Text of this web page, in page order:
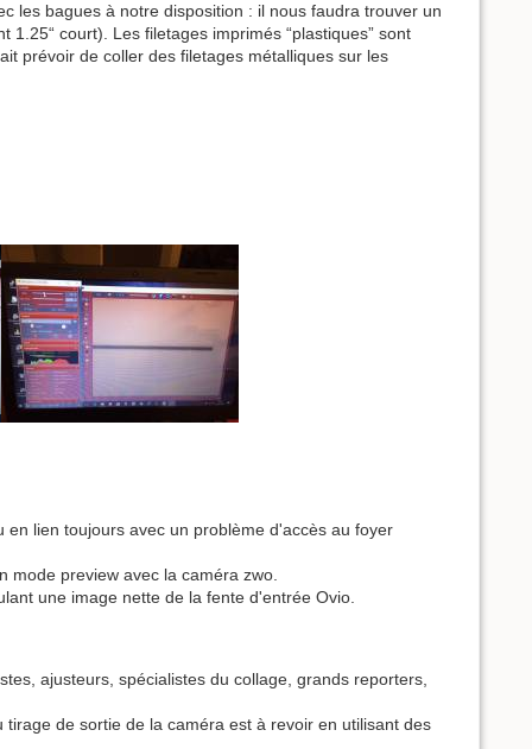
les bagues à notre disposition : il nous faudra trouver un
court). Les filetages imprimés “plastiques” sont
prévoir de coller des filetages métalliques sur les
lien toujours avec un problème d'accès au foyer
preview avec la caméra zwo.
une image nette de la fente d'entrée Ovio.
ajusteurs, spécialistes du collage, grands reporters,
de sortie de la caméra est à revoir en utilisant des